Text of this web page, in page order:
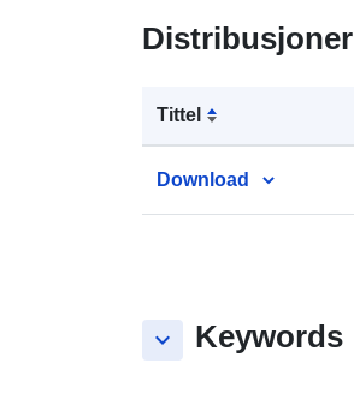
Distribusjoner
Tittel
Download
keyboard_arrow_down Keywords